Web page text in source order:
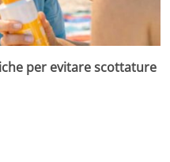
per evitare scottature